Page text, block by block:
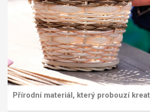
Přírodní materiál, který probouzí